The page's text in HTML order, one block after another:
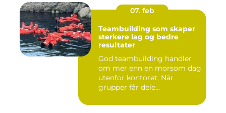
07. feb
Teambuilding som skaper
sterkere lag og bedre
resultater
God teambuilding handler
om mer enn en morsom dag
utenfor kontoret. Når
grupper får dele